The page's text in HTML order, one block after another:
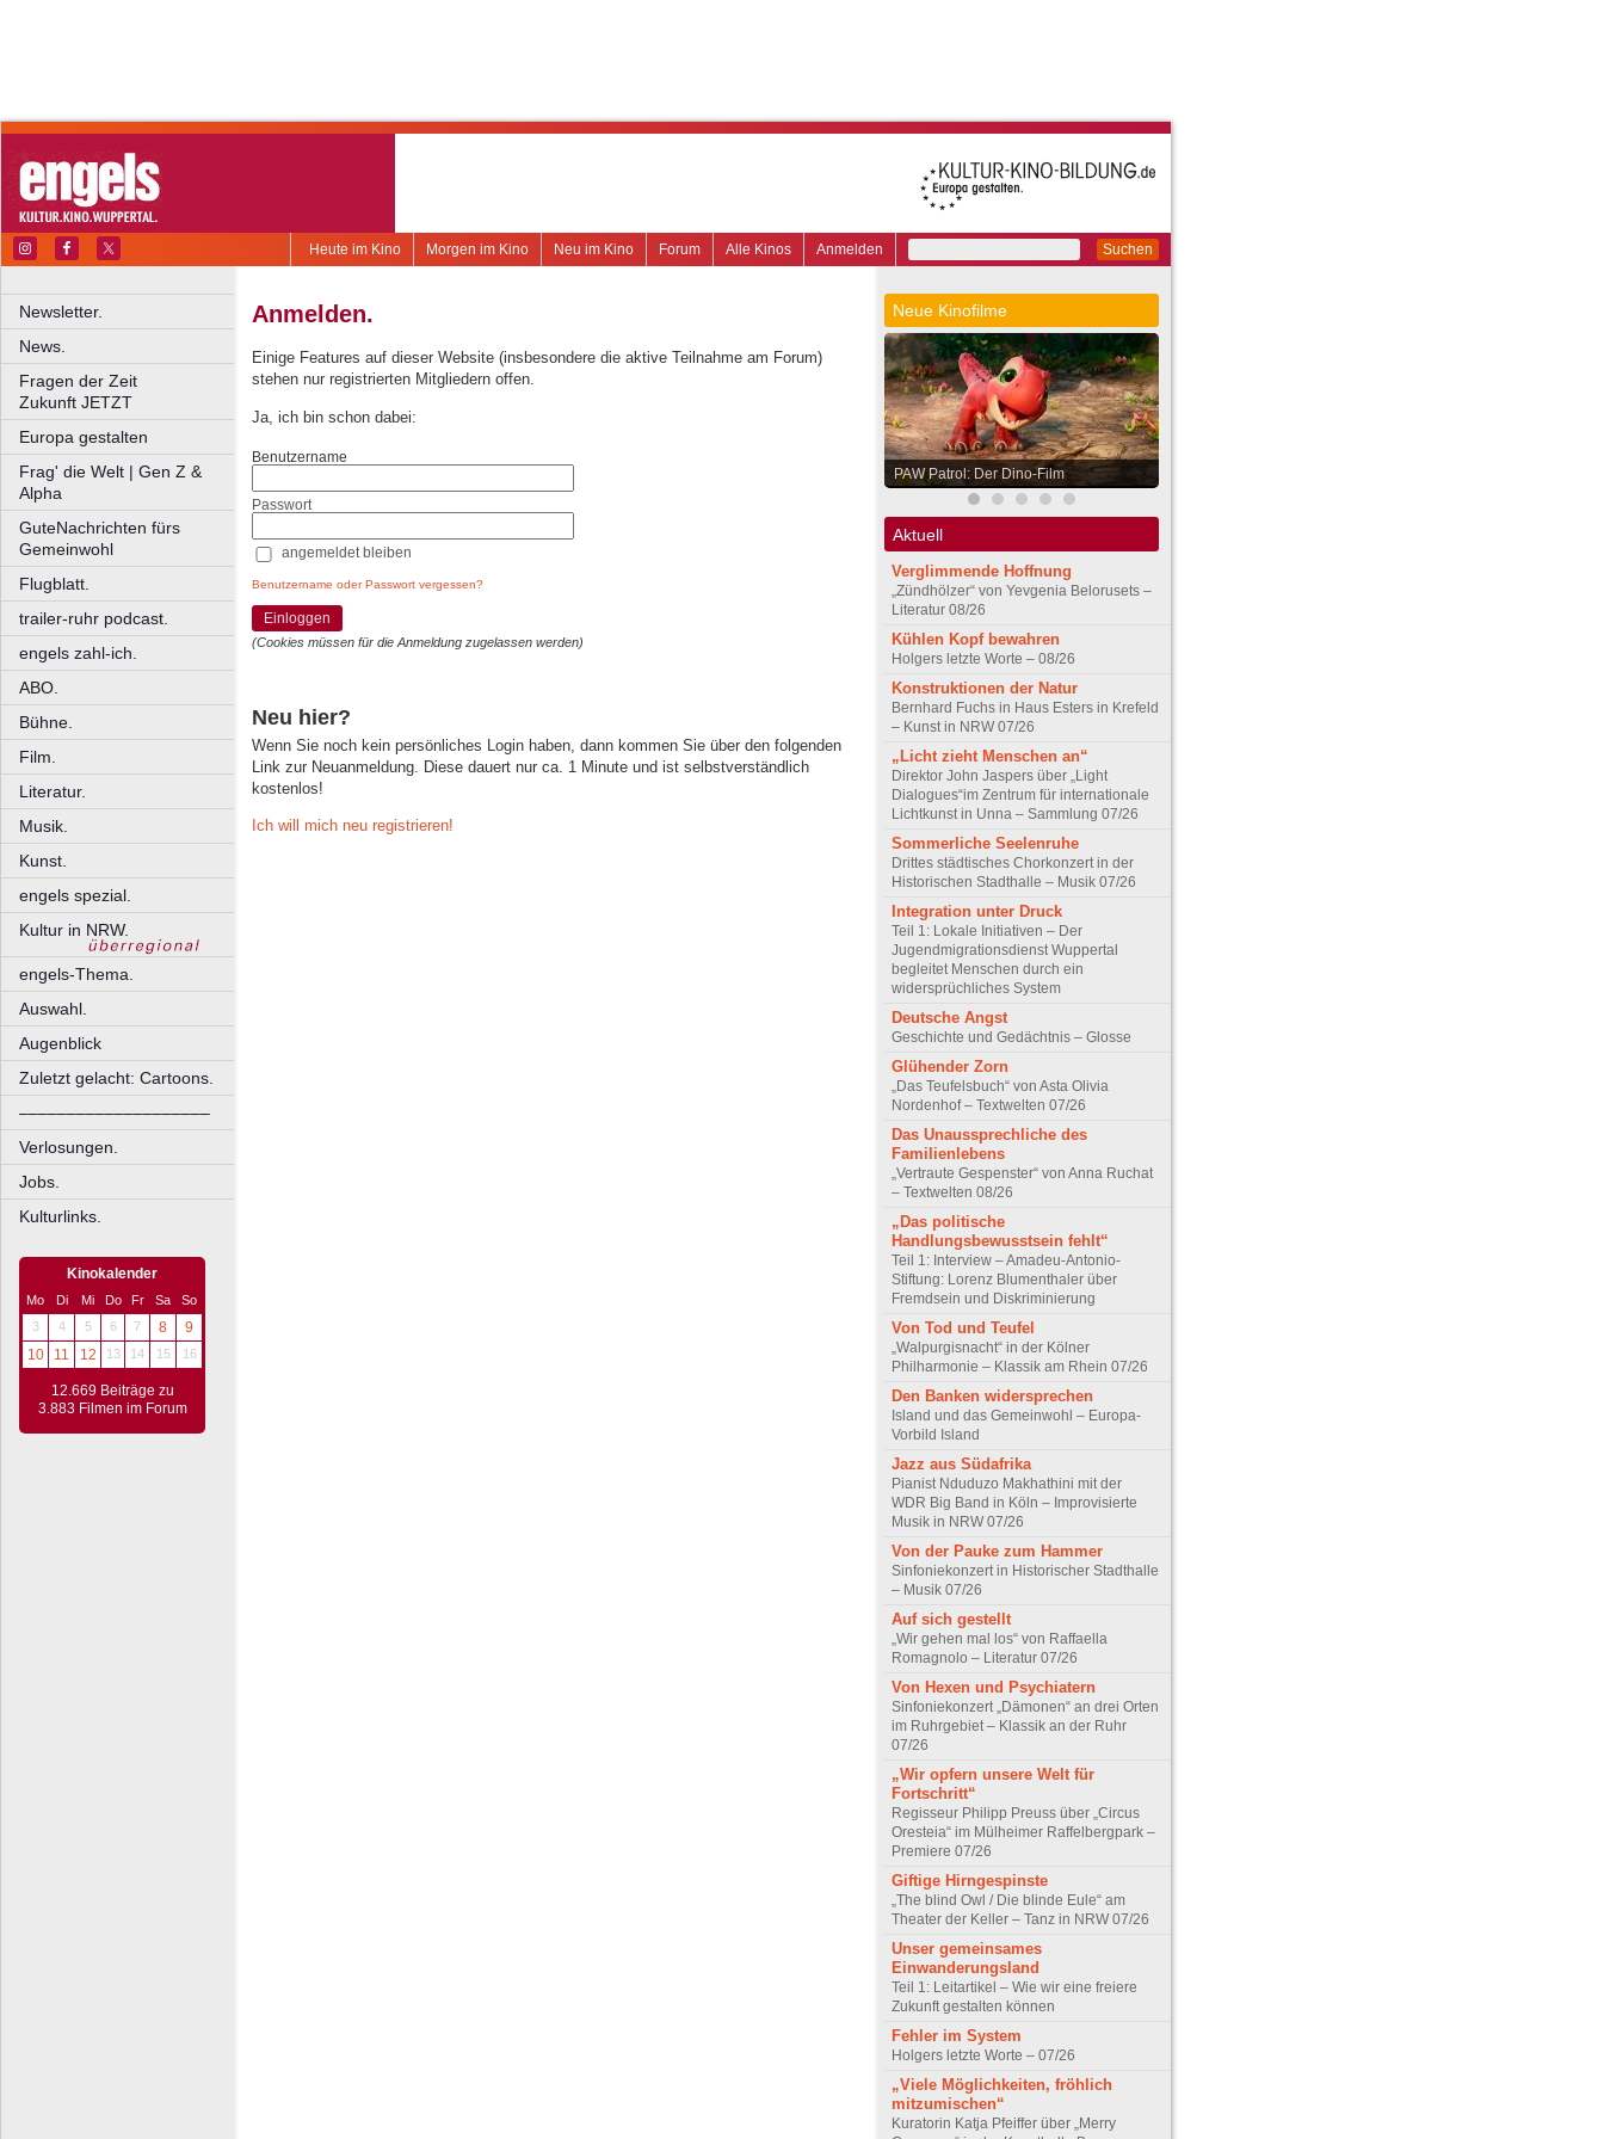
Suchen
Anmelden
Alle Kinos
Forum
Neu im Kino
Morgen im Kino
Heute im Kino
Newsletter.
News.
Fragen der Zeit
Zukunft JETZT
Europa gestalten
Frag' die Welt | Gen Z &
Alpha
GuteNachrichten fürs
Gemeinwohl
Flugblatt.
trailer-ruhr podcast.
engels zahl-ich.
ABO.
Bühne.
Film.
Literatur.
Musik.
Kunst.
engels spezial.
Kultur in NRW.
engels-Thema.
Auswahl.
Augenblick
Zuletzt gelacht: Cartoons.
––––––––––––––––––––
Verlosungen.
Jobs.
Kulturlinks.
Kinokalender
Mo Di Mi Do Fr Sa
So
3
4 5 6 7 8
9
10
11 12 13 14 15 16
12.669 Beiträge zu
3.883 Filmen im Forum
Anmelden.
Einige Features auf dieser Website (insbesondere die aktive Teilnahme am Forum)
stehen nur registrierten Mitgliedern offen.
Ja, ich bin schon dabei:
Benutzername
Passwort
angemeldet bleiben
Benutzername oder Passwort vergessen?
Einloggen
(Cookies müssen für die Anmeldung zugelassen werden)
Neu hier?
Wenn Sie noch kein persönliches Login haben, dann kommen Sie über den folgenden
Link zur Neuanmeldung. Diese dauert nur ca. 1 Minute und ist selbstverständlich
kostenlos!
Ich will mich neu registrieren!
Neue Kinofilme
PAW Patrol: Der Dino-Film
Aktuell
Verglimmende Hoffnung
„Zündhölzer“ von Yevgenia Belorusets –
Literatur 08/26
Kühlen Kopf bewahren
Holgers letzte Worte – 08/26
Konstruktionen der Natur
Bernhard Fuchs in Haus Esters in Krefeld
– Kunst in NRW 07/26
„Licht zieht Menschen an“
Direktor John Jaspers über „Light
Dialogues“im Zentrum für internationale
Lichtkunst in Unna – Sammlung 07/26
Sommerliche Seelenruhe
Drittes städtisches Chorkonzert in der
Historischen Stadthalle – Musik 07/26
Integration unter Druck
Teil 1: Lokale Initiativen – Der
Jugendmigrationsdienst Wuppertal
begleitet Menschen durch ein
widersprüchliches System
Deutsche Angst
Geschichte und Gedächtnis – Glosse
Glühender Zorn
„Das Teufelsbuch“ von Asta Olivia
Nordenhof – Textwelten 07/26
Das Unaussprechliche des
Familienlebens
„Vertraute Gespenster“ von Anna Ruchat
– Textwelten 08/26
„Das politische
Handlungsbewusstsein fehlt“
Teil 1: Interview – Amadeu-Antonio-
Stiftung: Lorenz Blumenthaler über
Fremdsein und Diskriminierung
Von Tod und Teufel
„Walpurgisnacht“ in der Kölner
Philharmonie – Klassik am Rhein 07/26
Den Banken widersprechen
Island und das Gemeinwohl – Europa-
Vorbild Island
Jazz aus Südafrika
Pianist Nduduzo Makhathini mit der
WDR Big Band in Köln – Improvisierte
Musik in NRW 07/26
Von der Pauke zum Hammer
Sinfoniekonzert in Historischer Stadthalle
– Musik 07/26
Auf sich gestellt
„Wir gehen mal los“ von Raffaella
Romagnolo – Literatur 07/26
Von Hexen und Psychiatern
Sinfoniekonzert „Dämonen“ an drei Orten
im Ruhrgebiet – Klassik an der Ruhr
07/26
„Wir opfern unsere Welt für
Fortschritt“
Regisseur Philipp Preuss über „Circus
Oresteia“ im Mülheimer Raffelbergpark –
Premiere 07/26
Giftige Hirngespinste
„The blind Owl / Die blinde Eule“ am
Theater der Keller – Tanz in NRW 07/26
Unser gemeinsames
Einwanderungsland
Teil 1: Leitartikel – Wie wir eine freiere
Zukunft gestalten können
Fehler im System
Holgers letzte Worte – 07/26
„Viele Möglichkeiten, fröhlich
mitzumischen“
Kuratorin Katja Pfeiffer über „Merry